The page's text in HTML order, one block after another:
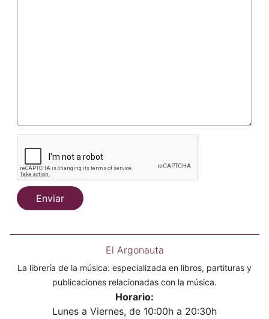
Enviar
El Argonauta
La librería de la música: especializada en libros, partituras y
publicaciones relacionadas con la música.
Horario:
Lunes a Viernes, de 10:00h a 20:30h